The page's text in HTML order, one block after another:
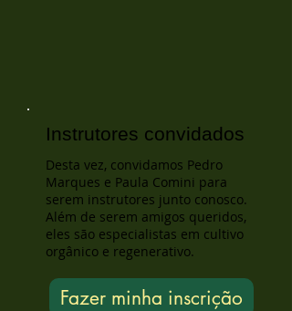
Instrutores convidados
Desta vez, convidamos Pedro
Marques e Paula Comini para
serem instrutores junto conosco.
Além de serem amigos queridos,
eles são especialistas em cultivo
orgânico e regenerativo.
Fazer minha inscrição